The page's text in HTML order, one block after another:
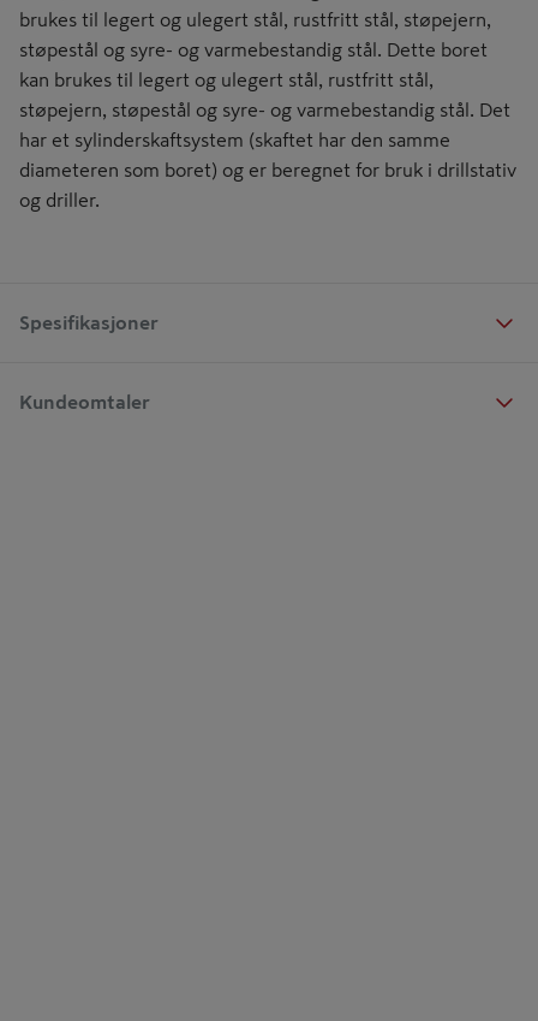
brukes til legert og ulegert stål, rustfritt stål, støpejern,
støpestål og syre- og varmebestandig stål. Dette boret
kan brukes til legert og ulegert stål, rustfritt stål,
støpejern, støpestål og syre- og varmebestandig stål. Det
har et sylinderskaftsystem (skaftet har den samme
diameteren som boret) og er beregnet for bruk i drillstativ
og driller.
Spesifikasjoner
Kundeomtaler